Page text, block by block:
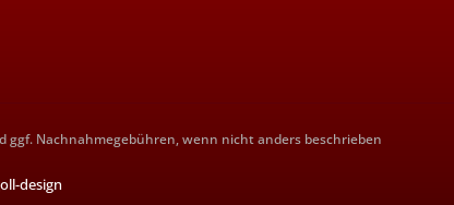
ggf. Nachnahmegebühren, wenn nicht anders beschrieben
design